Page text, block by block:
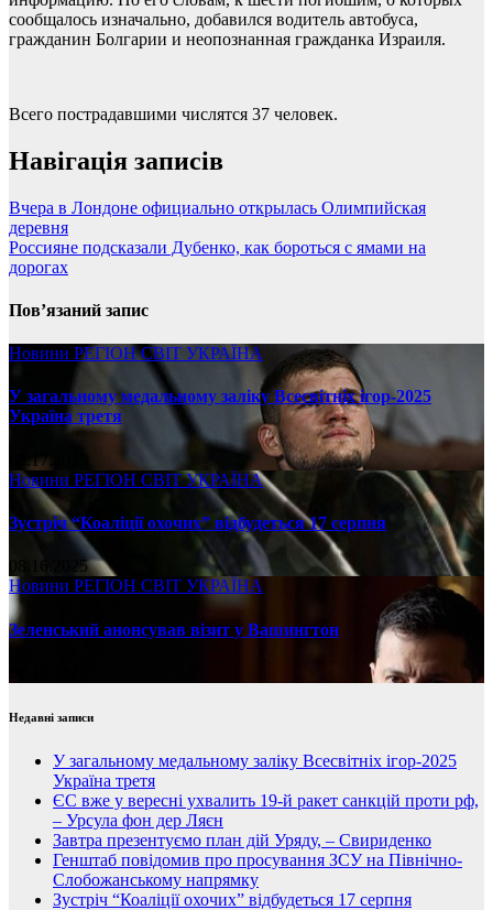
сообщалось изначально, добавился водитель автобуса,
гражданин Болгарии и неопознанная гражданка Израиля.
Всего пострадавшими числятся 37 человек.
Навігація записів
Вчера в Лондоне официально открылась Олимпийская
деревня
Россияне подсказали Дубенко, как бороться с ямами на
дорогах
Пов’язаний запис
Новини РЕГІОНСВІТ УКРАЇНА
У загальному медальному заліку Всесвітніх ігор-2025
Україна третя
08.17.2025
Новини РЕГІОН СВІТУКРАЇНА
Зустріч “Коаліції охочих” відбудеться 17 серпня
08.16.2025
Новини РЕГІОН СВІТ УКРАЇНА
Зеленський анонсував візит у Вашингтон
Недавні записи
У загальному медальному заліку Всесвітніх ігор-2025
Україна третя
ЄС вже у вересні ухвалить 19-й ракет санкцій проти рф,
– Урсула фон дер Ляєн
Завтра презентуємо план дій Уряду, – Свириденко
Генштаб повідомив про просування ЗСУ на Північно-
Слобожанському напрямку
Зустріч “Коаліції охочих” відбудеться 17 серпня